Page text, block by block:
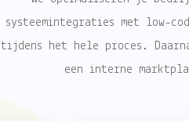
systeemintegraties met low-
tijdens het hele proces.
een interne